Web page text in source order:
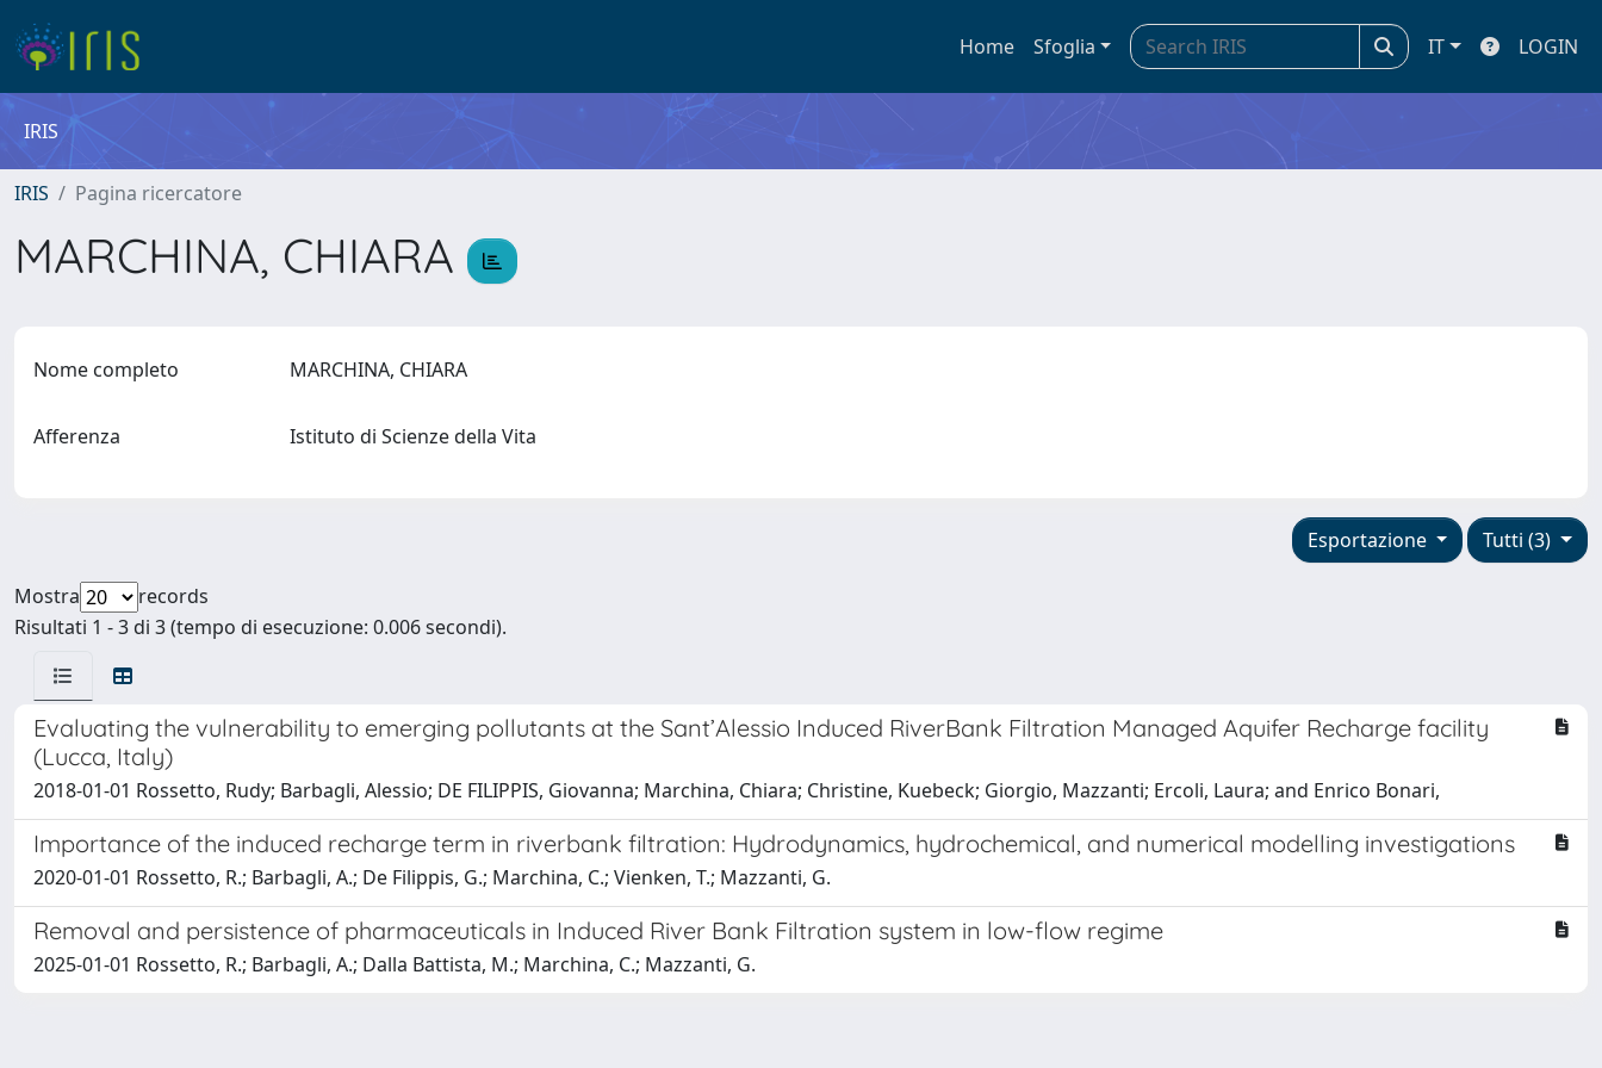
Home Sfoglia IT LOGIN
IRIS
IRIS Pagina ricercatore
MARCHINA, CHIARA
Nome completo MARCHINA, CHIARA
Afferenza Istituto di Scienze della Vita
Tutti (3)
Esportazione
Mostra
records
Risultati 1 - 3 di 3 (tempo di esecuzione: 0.006 secondi).
Evaluating the vulnerability to emerging pollutants at the Sant’Alessio Induced RiverBank Filtration Managed Aquifer Recharge facility
(Lucca, Italy)
2018-01-01 Rossetto, Rudy; Barbagli, Alessio; DE FILIPPIS, Giovanna; Marchina, Chiara; Christine, Kuebeck; Giorgio, Mazzanti; Ercoli, Laura; and Enrico Bonari,
Importance of the induced recharge term in riverbank filtration: Hydrodynamics, hydrochemical, and numerical modelling investigations
2020-01-01 Rossetto, R.; Barbagli, A.; De Filippis, G.; Marchina, C.; Vienken, T.; Mazzanti, G.
Removal and persistence of pharmaceuticals in Induced River Bank Filtration system in low-flow regime
2025-01-01 Rossetto, R.; Barbagli, A.; Dalla Battista, M.; Marchina, C.; Mazzanti, G.